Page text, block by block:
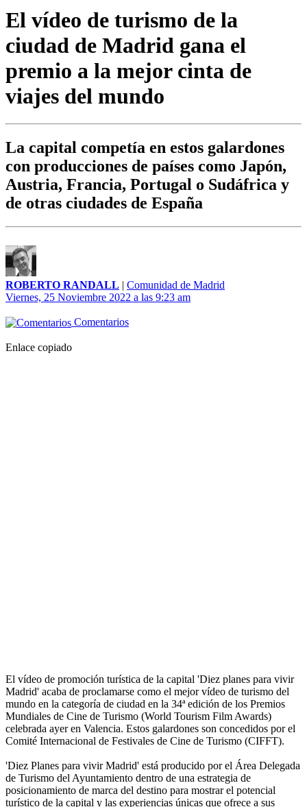
El vídeo de turismo de la
ciudad de Madrid gana el
premio a la mejor cinta de
viajes del mundo
La capital competía en estos galardones
con producciones de países como Japón,
Austria, Francia, Portugal o Sudáfrica y
de otras ciudades de España
ROBERTO RANDALL | Comunidad de Madrid
Viernes, 25 Noviembre 2022 a las 9:23 am
Comentarios
Enlace copiado
El vídeo de promoción turística de la capital 'Diez planes para vivir
Madrid' acaba de proclamarse como el mejor vídeo de turismo del
mundo en la categoría de ciudad en la 34ª edición de los Premios
Mundiales de Cine de Turismo (World Tourism Film Awards)
celebrada ayer en Valencia. Estos galardones son concedidos por el
Comité Internacional de Festivales de Cine de Turismo (CIFFT).
'Diez Planes para vivir Madrid' está producido por el Área Delegada
de Turismo del Ayuntamiento dentro de una estrategia de
posicionamiento de marca del destino para mostrar el potencial
turístico de la capital y las experiencias únicas que ofrece a sus